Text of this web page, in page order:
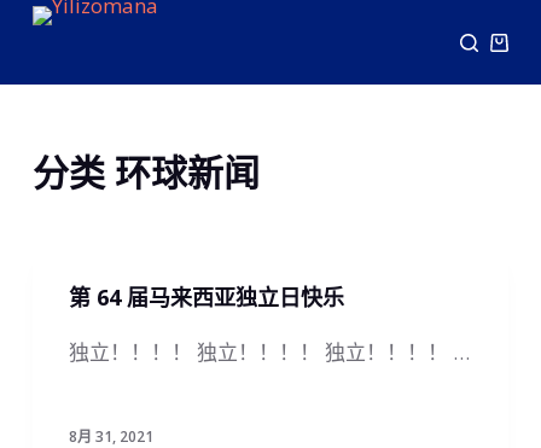
跳
分类环球新闻
第 64 届马来西亚独立日快乐
独立！！！！ 独立！！！！ 独立！！！！ …
8月 31, 2021